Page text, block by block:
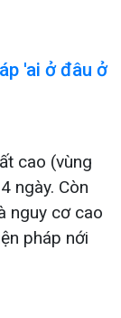
'ai ở đâu ở
cao (vùng
ngày. Còn
nguy cơ cao
pháp nới